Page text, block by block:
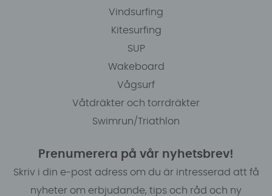
Vindsurfing
Kitesurfing
SUP
Wakeboard
Vågsurf
Våtdräkter och torrdräkter
Swimrun/Triathlon
Prenumerera på vår nyhetsbrev!
Skriv i din e-post adress om du är intresserad att få
nyheter om erbjudande, tips och råd och ny